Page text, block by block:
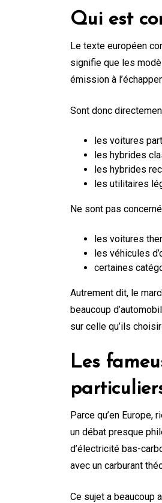
Qui est
Le texte européen
signifie que les
émission à
Sont donc
les voitures
les hybrides
les hybrides
les utilitaires
Ne sont pas
les voitures
les véhicules
certaines
Autrement dit, le
beaucoup
sur celle qu’ils
Les
Parce qu’en Europe,
un débat presque
d’électricité bas-
avec un carburant
Ce sujet a beaucoup